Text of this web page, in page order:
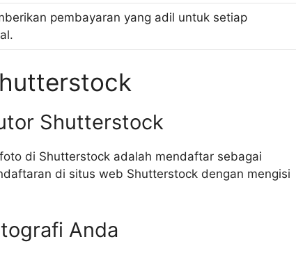
pembayaran yang adil untuk setiap
Shutterstock
di Shutterstock adalah mendaftar sebagai
di situs web Shutterstock dengan mengisi
Anda